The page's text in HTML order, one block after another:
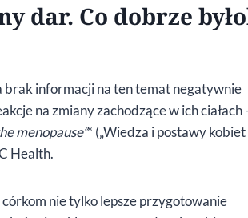
dar. Co dobrze
brak informacji na ten temat negatywnie
na zmiany zachodzące w ich ciałach
menopause”* („Wiedza i postawy kobiet
Health.
nie tylko lepsze przygotowanie